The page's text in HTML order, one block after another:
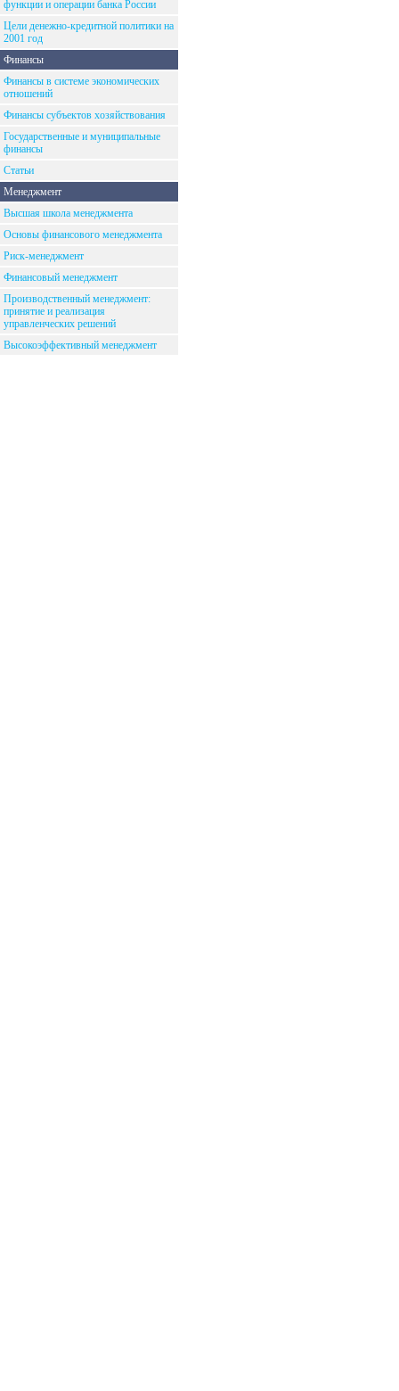
функции и операции банка России
Цели денежно-кредитной политики на
2001 год
Финансы
Финансы в системе экономических
отношений
Финансы субъектов хозяйствования
Государственные и муниципальные
финансы
Статьи
Менеджмент
Высшая школа менеджмента
Основы финансового менеджмента
Риск-менеджмент
Финансовый менеджмент
Производственный менеджмент:
принятие и реализация
управленческих решений
Высокоэффективный менеджмент